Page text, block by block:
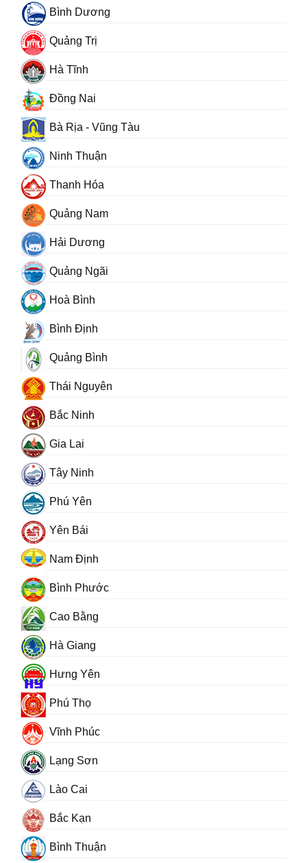
Bình Dương
Quảng Trị
Hà Tĩnh
Đồng Nai
Bà Rịa - Vũng Tàu
Ninh Thuận
Thanh Hóa
Quảng Nam
Hải Dương
Quảng Ngãi
Hoà Bình
Bình Định
Quảng Bình
Thái Nguyên
Bắc Ninh
Gia Lai
Tây Ninh
Phú Yên
Yên Bái
Nam Định
Bình Phước
Cao Bằng
Hà Giang
Hưng Yên
Phú Thọ
Vĩnh Phúc
Lạng Sơn
Lào Cai
Bắc Kạn
Bình Thuận